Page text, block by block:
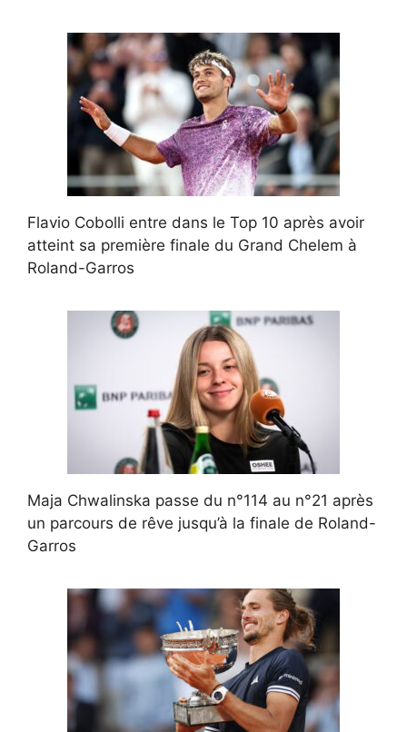
Flavio Cobolli entre dans le Top 10 après avoir
atteint sa première finale du Grand Chelem à
Roland-Garros
Maja Chwalinska passe du n°114 au n°21 après
un parcours de rêve jusqu’à la finale de Roland-
Garros